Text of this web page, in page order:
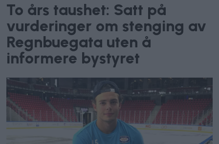
To års taushet: Satt på
vurderinger om stenging av
Regnbuegata uten å
informere bystyret